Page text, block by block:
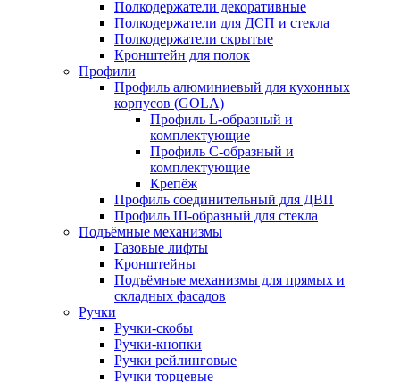
Полкодержатели декоративные
Полкодержатели для ДСП и стекла
Полкодержатели скрытые
Кронштейн для полок
Профили
Профиль алюминиевый для кухонных
корпусов (GOLA)
Профиль L-образный и
комплектующие
Профиль C-образный и
комплектующие
Крепёж
Профиль соединительный для ДВП
Профиль Ш-образный для стекла
Подъёмные механизмы
Газовые лифты
Кронштейны
Подъёмные механизмы для прямых и
складных фасадов
Ручки
Ручки-скобы
Ручки-кнопки
Ручки рейлинговые
Ручки торцевые